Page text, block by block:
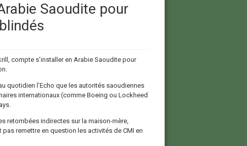
Saoudite pour
compte s’installer en Arabie Saoudite pour
quotidien l’Echo que les autorités saoudiennes
internationaux (comme Boeing ou Lockheed
retombées indirectes sur la maison-mère,
remettre en question les activités de CMI en